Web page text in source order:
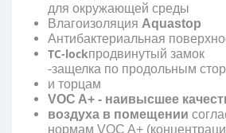
для окружающей среды
Влагоизоляция Aquastop
Антибактериальная
TC-lockпродвинутый замок
-защелка по продольным
и торцам
VOC A+ - наивысшее
воздуха в помещении
нормам VOC A+